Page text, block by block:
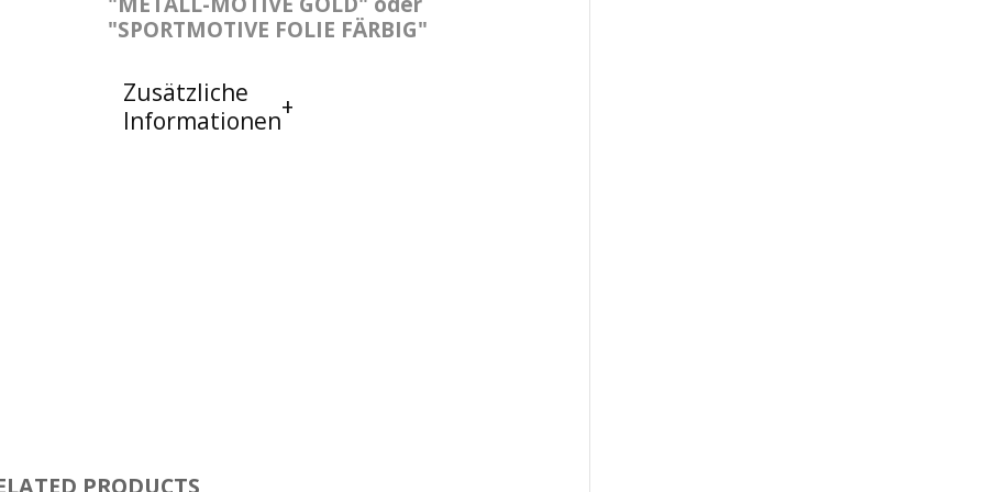
"SPORTMOTIVE FOLIE FÄRBIG"
Zusätzliche
Informationen